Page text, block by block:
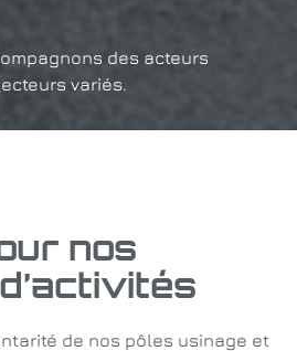
des acteurs
variés.
nos
de nos pôles usinage et